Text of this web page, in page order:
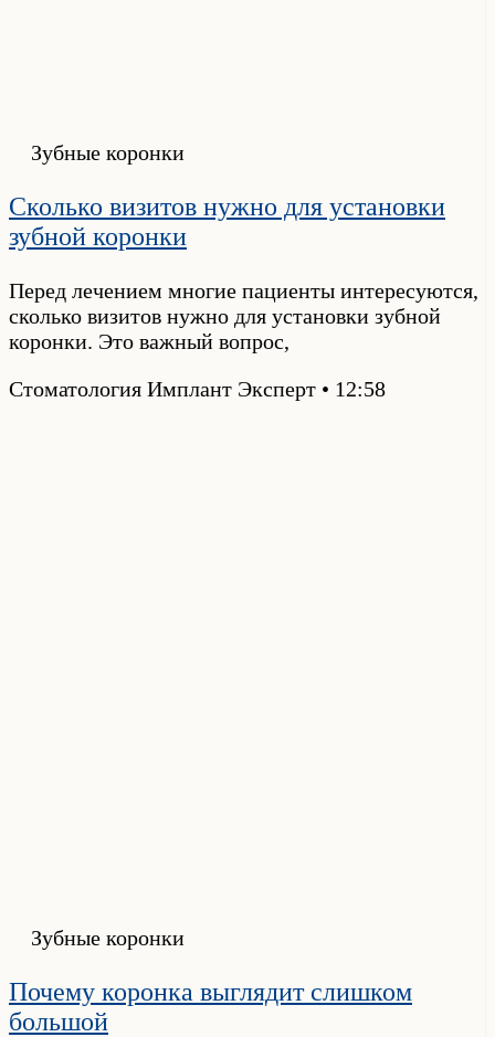
Зубные коронки
Сколько визитов нужно для установки
зубной коронки
Перед лечением многие пациенты интересуются,
сколько визитов нужно для установки зубной
коронки. Это важный вопрос,
Стоматология Имплант Эксперт
12:58
Зубные коронки
Почему коронка выглядит слишком
большой